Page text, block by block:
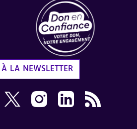
LA NEWSLETTER
Youtube AVH dans une
sur Facebook AVH dans
Nous suivre sur X AVH dans une
Nous suivre sur Instagram
Nous suivre sur
Flux RSS